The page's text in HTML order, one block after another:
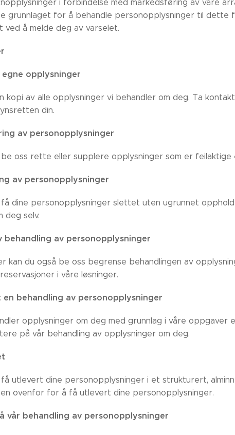
i forbindelse med markedsføring av våre
grunnlaget for å behandle personopplysninger til dette
ved å melde deg av varselet.
opplysninger
kopi av alle opplysninger vi behandler om deg. Ta
din.
av personopplysninger
oss rette eller supplere opplysninger som er feilaktige
av personopplysninger
dine personopplysninger slettet uten ugrunnet
deg selv.
behandling av personopplysninger
kan du også be oss begrense behandlingen av
i våre løsninger.
behandling av personopplysninger
opplysninger om deg med grunnlag i våre oppgaver
på vår behandling av opplysninger om deg.
utlevert dine personopplysninger i et strukturert,
ovenfor for å få utlevert dine personopplysninger.
vår behandling av personopplysninger